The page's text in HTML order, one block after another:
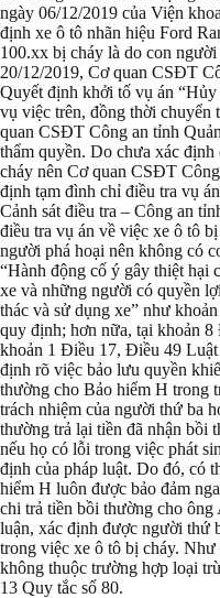
ngày 06/12/2019 của Viện
định xe ô tô nhãn hiệu Ford
100.xx bị cháy là do con
20/12/2019, Cơ quan CSĐT
Quyết định khởi tố vụ án
vụ việc trên, đồng thời chuyển
quan CSĐT Công an tỉnh
thẩm quyền. Do chưa xác
cháy nên Cơ quan CSĐT
định tạm đình chỉ điều tra vụ
Cảnh sát điều tra – Công an
điều tra vụ án về việc xe ô tô
người phá hoại nên không có
“Hành động cố ý gây thiệt hại
xe và những người có quyền
thác và sử dụng xe” như
quy định; hơn nữa, tại khoản
khoản 1 Điều 17, Điều 49
định rõ việc bảo lưu quyền
thường cho Bảo hiểm H trong
trách nhiệm của người thứ ba
thường trả lại tiền đã nhận bồi
nếu họ có lỗi trong việc phát
định của pháp luật. Do đó, có
hiểm H luôn được bảo đảm
chi trả tiền bồi thường cho ông
luận, xác định được người thứ
trong việc xe ô tô bị cháy.
không thuộc trường hợp loại
13 Quy tắc số 80.